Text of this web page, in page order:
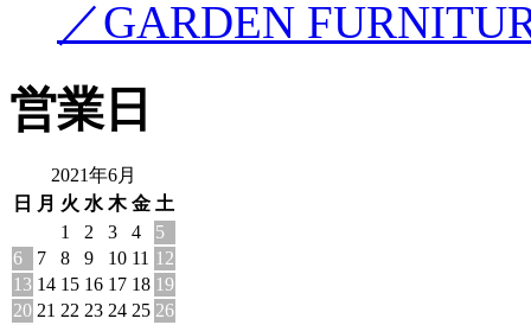
／GARDEN
営業日
2021年6月
日
月 火 水 木 金 土
1
2 3 4
5
6
7 8 9 10 11 12
13 14 15 16 17 18 19
20 21 22 23 24 25 26